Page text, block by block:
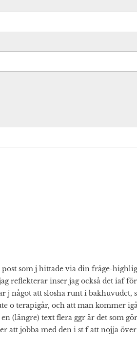
post som j hittade via din fråge-
reflekterar inser jag också det iaf
j något att slosha runt i bakhuvudet,
o terapigår, och att man kommer
(längre) text flera ggr är det som
att jobba med den i st f att nojja